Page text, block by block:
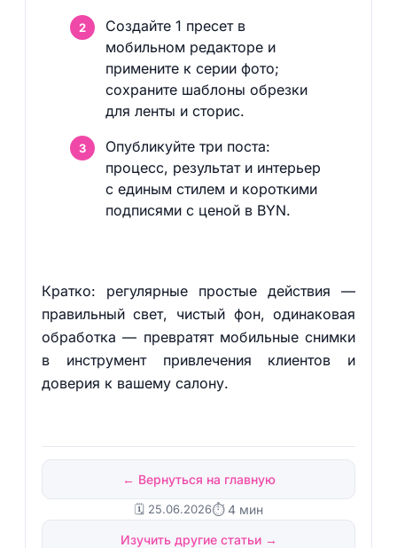
Создайте 1 пресет в
мобильном редакторе и
примените к серии фото;
сохраните шаблоны обрезки
для ленты и сторис.
Опубликуйте три поста:
процесс, результат и интерьер
с единым стилем и короткими
подписями с ценой в BYN.
Кратко: регулярные простые действия —
правильный свет, чистый фон, одинаковая
обработка — превратят мобильные снимки
в инструмент привлечения клиентов и
доверия к вашему салону.
← Вернуться на главную
🗓️ 25.06.2026⏱ 4 мин
Изучить другие статьи →